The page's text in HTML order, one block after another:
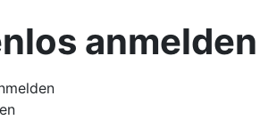
anmelden